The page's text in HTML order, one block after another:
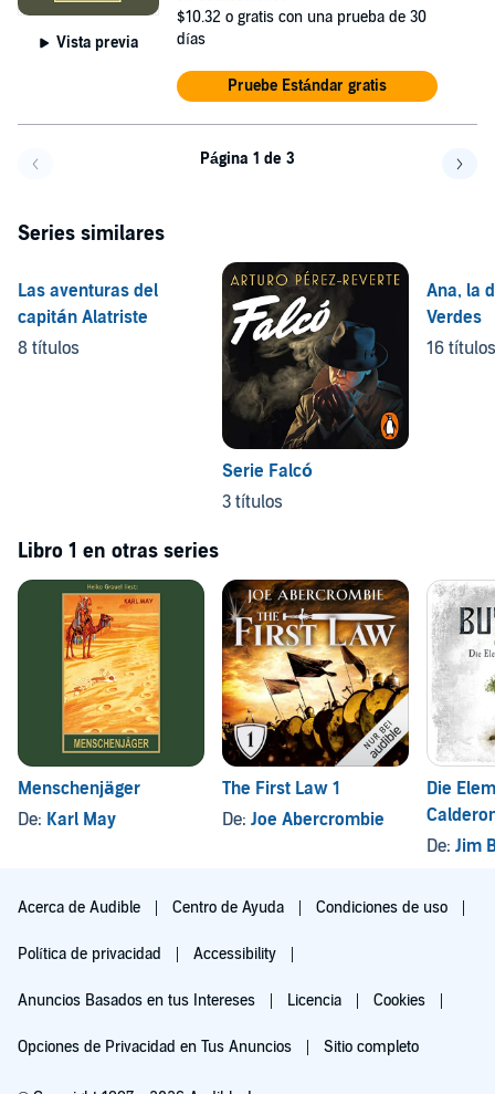
Vista previa
$10.32 o gratis con una prueba de 30
días
Pruebe Estándar gratis
Página 1 de 3
Series similares
Las aventuras del
capitán Alatriste
8 títulos
Serie Falcó
3 títulos
Ana, la
Verdes
16 títulos
Libro 1 en otras series
Menschenjäger
De: Karl May
The First Law 1
De: Joe Abercrombie
Die
De: Jim
Acerca de Audible Centro de Ayuda Condiciones de uso
Política de privacidad Accessibility
Anuncios Basados en tus Intereses Licencia Cookies
Opciones de Privacidad en Tus Anuncios Sitio completo